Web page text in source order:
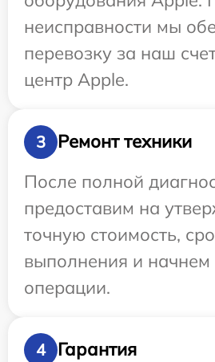
неисправности мы
перевозку за наш
центр Apple.
3
Ремонт техники
После полной
предоставим на
точную стоимость,
выполнения и
операции.
4
Гарантия